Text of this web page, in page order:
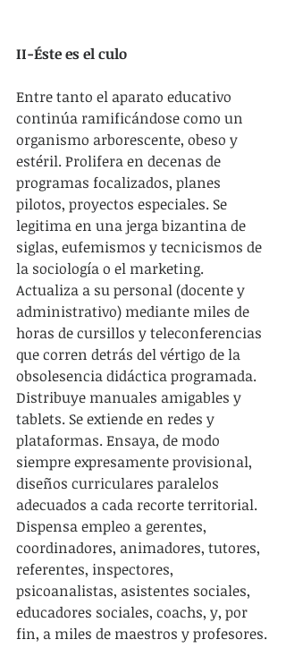
II-Éste es el culo
Entre tanto el aparato educativo
continúa ramificándose como un
organismo arborescente, obeso y
estéril. Prolifera en decenas de
programas focalizados, planes
pilotos, proyectos especiales. Se
legitima en una jerga bizantina de
siglas, eufemismos y tecnicismos de
la sociología o el marketing.
Actualiza a su personal (docente y
administrativo) mediante miles de
horas de cursillos y teleconferencias
que corren detrás del vértigo de la
obsolesencia didáctica programada.
Distribuye manuales amigables y
tablets. Se extiende en redes y
plataformas. Ensaya, de modo
siempre expresamente provisional,
diseños curriculares paralelos
adecuados a cada recorte territorial.
Dispensa empleo a gerentes,
coordinadores, animadores, tutores,
referentes, inspectores,
psicoanalistas, asistentes sociales,
educadores sociales, coachs, y, por
fin, a miles de maestros y profesores.